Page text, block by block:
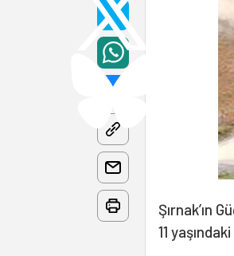
Şırnak’ın
11 yaşındaki